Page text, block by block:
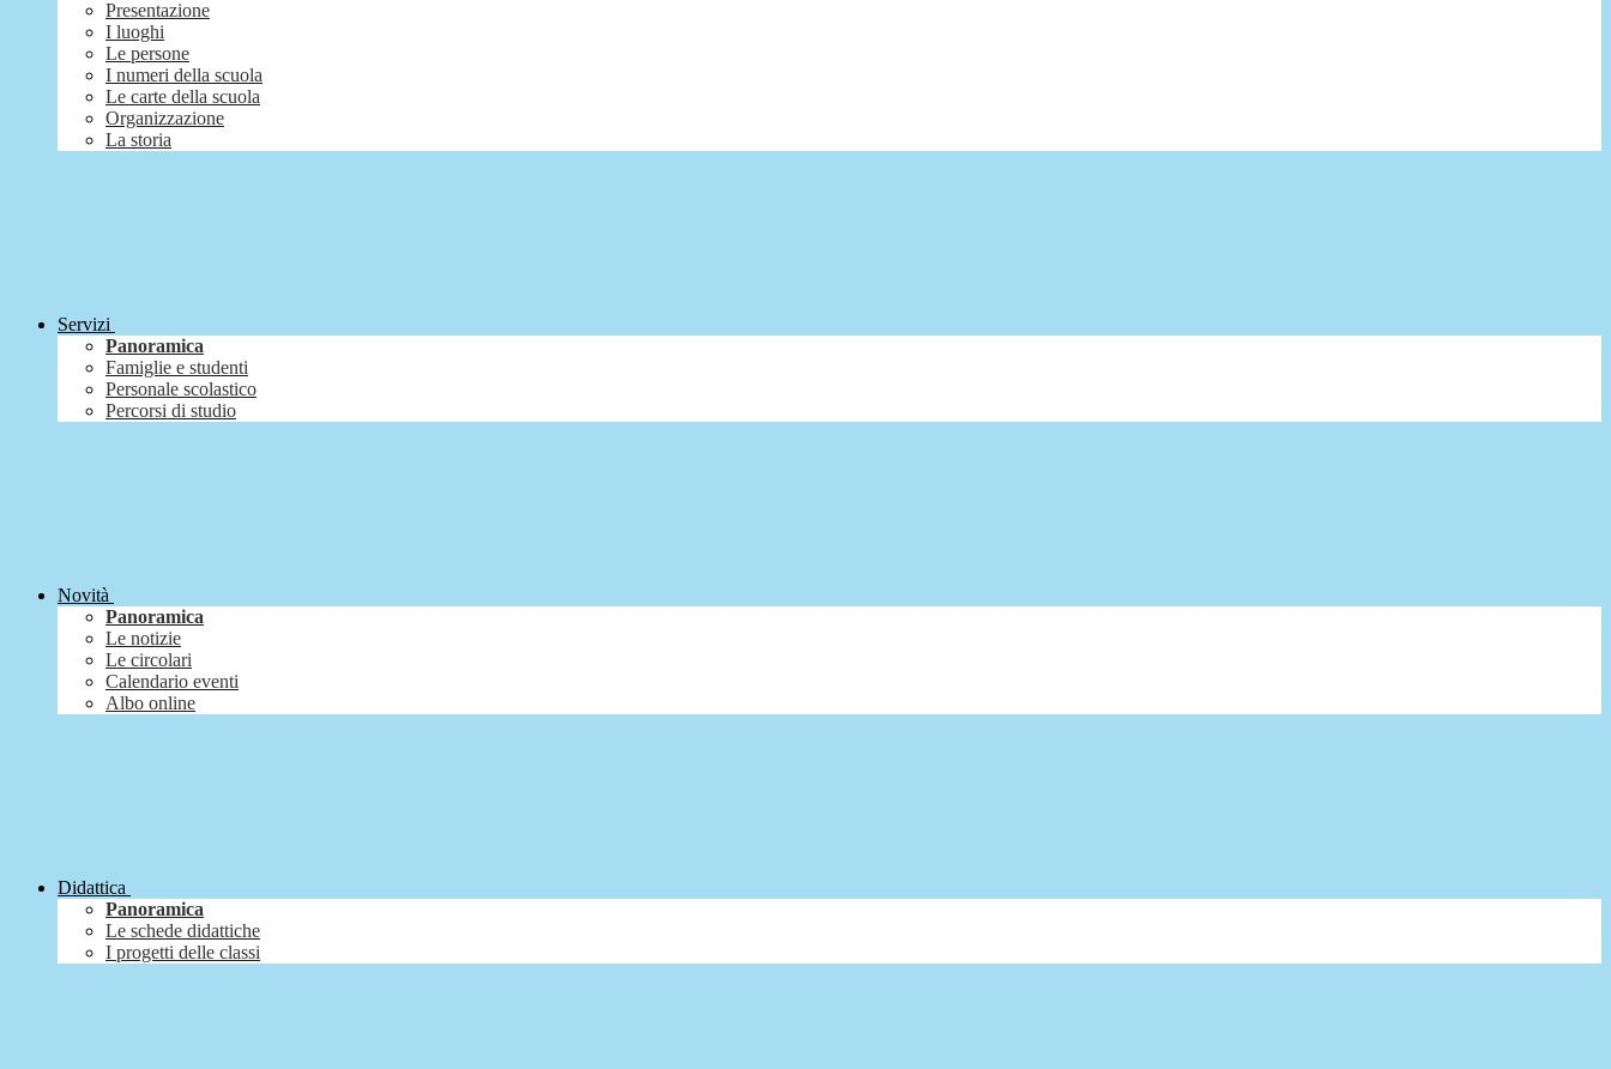
Presentazione
I luoghi
Le persone
I numeri della scuola
Le carte della scuola
Organizzazione
La storia
Servizi
Panoramica
Famiglie e studenti
Personale scolastico
Percorsi di studio
Novità
Panoramica
Le notizie
Le circolari
Calendario eventi
Albo online
Didattica
Panoramica
Le schede didattiche
I progetti delle classi